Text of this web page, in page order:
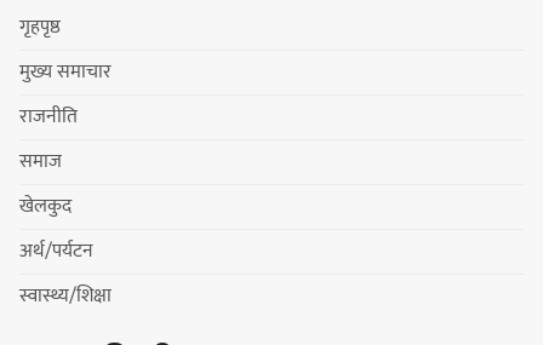
गृहपृष्ठ
मुख्य समाचार
राजनीति
समाज
खेलकुद
अर्थ/पर्यटन
स्वास्थ्य/शिक्षा